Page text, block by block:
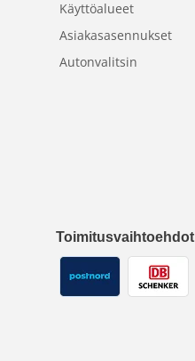
Käyttöalueet
Asiakasasennukset
Autonvalitsin
Toimitusvaihtoehdot